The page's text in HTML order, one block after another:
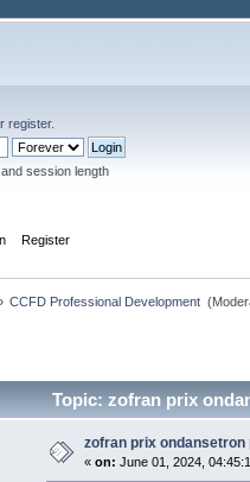
register.
session length
Register
CCFD Professional Development
Topic: zofran prix
zofran prix ondansetron
«on: June 01, 2024,